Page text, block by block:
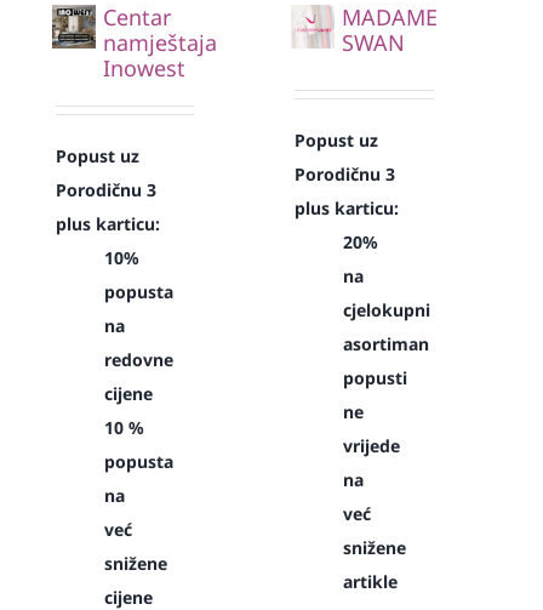
Centar
namještaja
Inowest
Popust uz
Porodičnu 3
plus karticu:
10%
popusta
na
redovne
cijene
10 %
popusta
na
već
snižene
cijene
MADAME
SWAN
Popust uz
Porodičnu 3
plus karticu:
20%
na
cjelokupni
asortiman
popusti
ne
vrijede
na
već
snižene
artikle